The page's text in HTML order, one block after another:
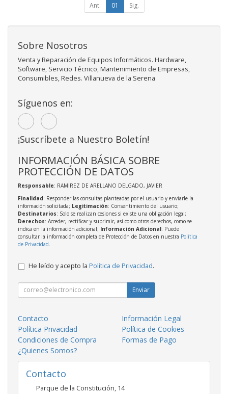
Ant. 01 Sig.
Sobre Nosotros
Venta y Reparación de Equipos Informáticos. Hardware,
Software, Servicio Técnico, Mantenimiento de Empresas,
Consumibles, Redes. Villanueva de la Serena
Síguenos en:
¡Suscríbete a Nuestro Boletín!
INFORMACIÓN BÁSICA SOBRE
PROTECCIÓN DE DATOS
Responsable: RAMIREZ DE ARELLANO DELGADO, JAVIER
Finalidad: Responder las consultas planteadas por el usuario y enviarle la
información solicitada; Legitimación: Consentimiento del usuario;
Destinatarios: Solo se realizan cesiones si existe una obligación legal;
Derechos: Acceder, rectificar y suprimir, así como otros derechos, como se
indica en la información adicional; Información Adicional: Puede
consultar la información completa de Protección de Datos en nuestra Política
de Privacidad
He leído y acepto la Política de Privacidad.
Enviar
Contacto
Información Legal
Política Privacidad
Política de Cookies
Condiciones de Compra
Formas de Pago
¿Quienes Somos?
Contacto
Parque de la Constitución, 14